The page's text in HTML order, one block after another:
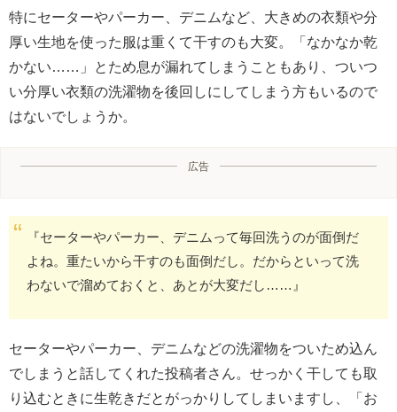
特にセーターやパーカー、デニムなど、大きめの衣類や分
厚い生地を使った服は重くて干すのも大変。「なかなか乾
かない……」とため息が漏れてしまうこともあり、ついつ
い分厚い衣類の洗濯物を後回しにしてしまう方もいるので
はないでしょうか。
広告
『セーターやパーカー、デニムって毎回洗うのが面倒だ
よね。重たいから干すのも面倒だし。だからといって洗
わないで溜めておくと、あとが大変だし……』
セーターやパーカー、デニムなどの洗濯物をついため込ん
でしまうと話してくれた投稿者さん。せっかく干しても取
り込むときに生乾きだとがっかりしてしまいますし、「お